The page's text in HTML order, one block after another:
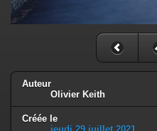
Auteur
Olivier Keith
Créée le